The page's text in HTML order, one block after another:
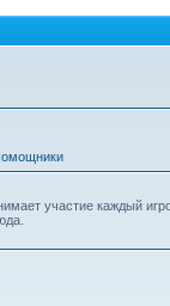
участие каждый